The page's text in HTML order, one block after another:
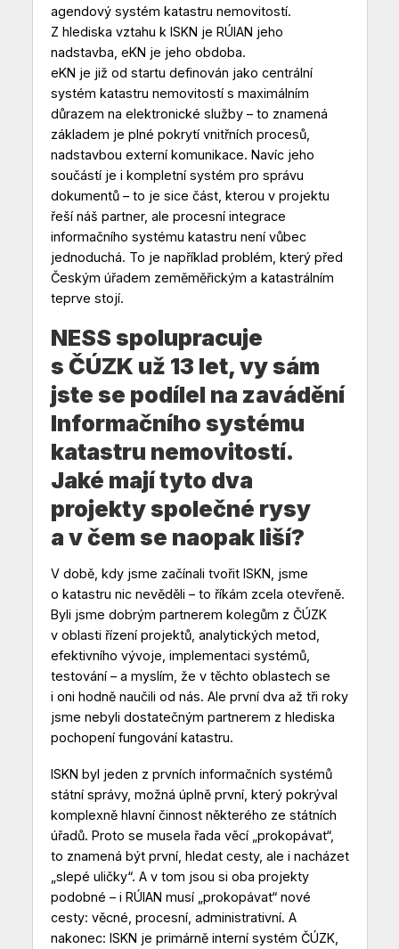
agendový systém katastru nemovitostí.
Z hlediska vztahu k ISKN je RÚIAN jeho
nadstavba, eKN je jeho obdoba.
eKN je již od startu definován jako centrální
systém katastru nemovitostí s maximálním
důrazem na elektronické služby – to znamená
základem je plné pokrytí vnitřních procesů,
nadstavbou externí komunikace. Navíc jeho
součástí je i kompletní systém pro správu
dokumentů – to je sice část, kterou v projektu
řeší náš partner, ale procesní integrace
informačního systému katastru není vůbec
jednoduchá. To je například problém, který před
Českým úřadem zeměměřickým a katastrálním
teprve stojí.
NESS spolupracuje
s ČÚZK už 13 let, vy sám
jste se podílel na zavádění
Informačního systému
katastru nemovitostí.
Jaké mají tyto dva
projekty společné rysy
a v čem se naopak liší?
V době, kdy jsme začínali tvořit ISKN, jsme
o katastru nic nevěděli – to říkám zcela otevřeně.
Byli jsme dobrým partnerem kolegům z ČÚZK
v oblasti řízení projektů, analytických metod,
efektivního vývoje, implementaci systémů,
testování – a myslím, že v těchto oblastech se
i oni hodně naučili od nás. Ale první dva až tři roky
jsme nebyli dostatečným partnerem z hlediska
pochopení fungování katastru.
ISKN byl jeden z prvních informačních systémů
státní správy, možná úplně první, který pokrýval
komplexně hlavní činnost některého ze státních
úřadů. Proto se musela řada věcí „prokopávat“,
to znamená být první, hledat cesty, ale i nacházet
„slepé uličky“. A v tom jsou si oba projekty
podobné – i RÚIAN musí „prokopávat“ nové
cesty: věcné, procesní, administrativní. A
nakonec: ISKN je primárně interní systém ČÚZK,